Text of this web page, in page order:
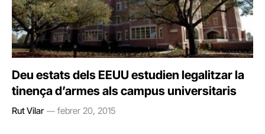
Deu estats dels EEUU estudien legalitzar la
tinença d’armes als campus universitaris
Rut Vilar febrer 20, 2015